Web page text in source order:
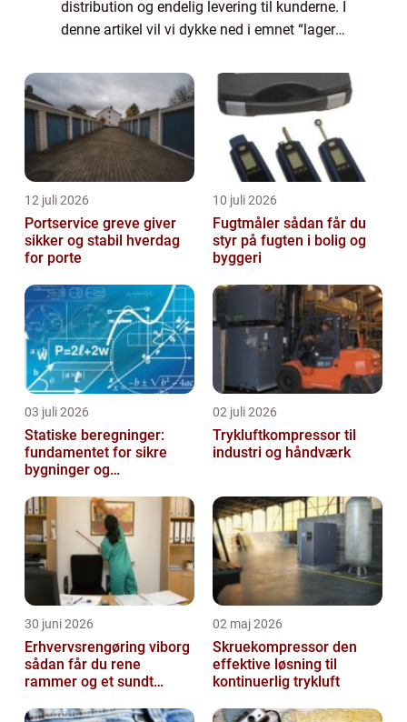
distribution og endelig levering til kunderne. I
denne artikel vil vi dykke ned i emnet “lager
historie og...
12 juli 2026
Portservice greve giver
sikker og stabil hverdag
for porte
10 juli 2026
Fugtmåler sådan får du
styr på fugten i bolig og
byggeri
03 juli 2026
Statiske beregninger:
fundamentet for sikre
bygninger og
02 juli 2026
Trykluftkompressor til
industri og håndværk
30 juni 2026
Erhvervsrengøring viborg
sådan får du rene
rammer og et sundt
02 maj 2026
Skruekompressor den
effektive løsning til
kontinuerlig trykluft